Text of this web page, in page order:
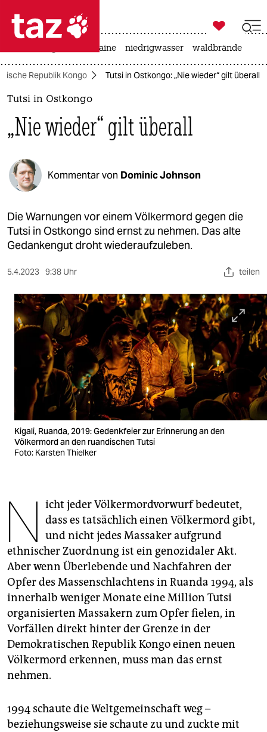
 taz zahl ich
taz zahl ich
politik
öko
gesellschaft
kultur
sport
berlin
nord
wahrheit
verlag
verlag
veranstaltungen
shop
fragen & hilfe
genossenschaft
epaper login

taz zahl ich
krieg in der ukraine niedrigwasser waldbrände
Republik Kongo Tutsi in Ostkongo: „Nie wieder“ gilt überall
Tutsi in Ostkongo
„Nie wieder“ gilt überall
Kommentar von Dominic Johnson
Die Warnungen vor einem Völkermord gegen die
Tutsi in Ostkongo sind ernst zu nehmen. Das alte
Gedankengut droht wiederaufzuleben.
5.4.2023 9:38 Uhr teilen
Kigali, Ruanda, 2019: Gedenkfeier zur Erinnerung an den
Völkermord an den ruandischen Tutsi
Foto: Karsten Thielker
N icht jeder Völkermordvorwurf bedeutet,
dass es tatsächlich einen Völkermord gibt,
und nicht jedes Massaker aufgrund
ethnischer Zuordnung ist ein genozidaler Akt.
Aber wenn Überlebende und Nachfahren der
Opfer des Massenschlachtens in Ruanda 1994, als
innerhalb weniger Monate eine Million Tutsi
organisierten Massakern zum Opfer fielen, in
Vorfällen direkt hinter der Grenze in der
Demokratischen Republik Kongo einen neuen
Völkermord erkennen, muss man das ernst
nehmen.
1994 schaute die Weltgemeinschaft weg –
beziehungsweise sie schaute zu und zuckte mit